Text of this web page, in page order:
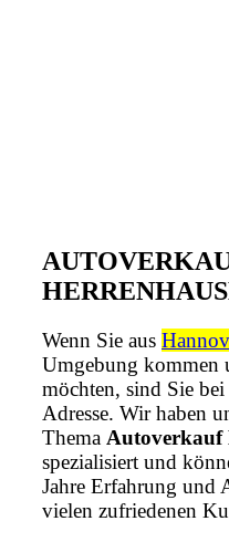
Wenn Sie aus
Umgebung kommen
möchten, sind Sie
Adresse. Wir haben
Thema Autoverkauf
spezialisiert und
Jahre Erfahrung und
vielen zufriedenen